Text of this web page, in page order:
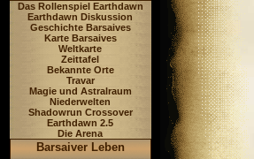
Das Rollenspiel Earthdawn
Earthdawn Diskussion
Geschichte Barsaives
Karte Barsaives
Weltkarte
Zeittafel
Bekannte Orte
Travar
Magie und Astralraum
Niederwelten
Shadowrun Crossover
Earthdawn 2.5
Die Arena
Barsaiver Leben